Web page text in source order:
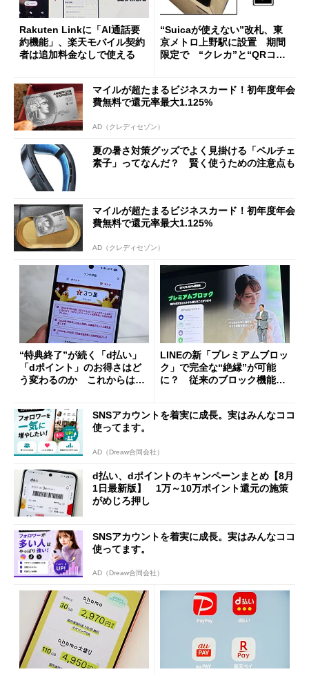
Rakuten Linkに「AI通話要
約機能」、楽天モバイル契約
者は追加料金なしで使える
“Suicaが使えない”改札、東
京メトロ上野駅に設置 期間
限定で “クレカ”と“QRコー
マイルが超たまるビジネスカード！初年度年会
費無料で還元率最大1.125%
AD（クレディセゾン）
夏の暑さ対策グッズでよく見掛ける「ペルチェ
素子」ってなんだ？ 賢く使うための注意点も
マイルが超たまるビジネスカード！初年度年会
費無料で還元率最大1.125%
AD（クレディセゾン）
“特典終了”が続く「d払い」
「dポイント」のお得さはど
う変わるのか これからは
LINEの新「プレミアムブロッ
ク」で完全な“絶縁”が可能
に？ 従来のブロック機能と
SNSアカウントを着実に成長。実はみんなココ
使ってます。
AD（Dreaw合同会社）
d払い、dポイントのキャンペーンまとめ【8月
1日最新版】 1万～10万ポイント還元の施策
がめじろ押し
SNSアカウントを着実に成長。実はみんなココ
使ってます。
AD（Dreaw合同会社）